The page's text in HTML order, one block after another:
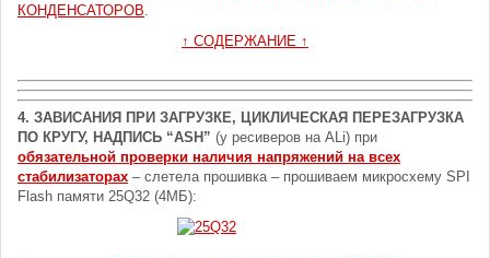
КОНДЕНСАТОРОВ
↑ СОДЕРЖАНИЕ ↑
4. ЗАВИСАНИЯ ПРИ ЗАГРУЗКЕ, ЦИКЛИЧЕСКАЯ ПЕРЕЗАГРУЗКА
ПО КРУГУ, НАДПИСЬ “ASH” (у ресиверов на ALi) при
обязательной проверки наличия напряжений на всех
стабилизаторах – слетела прошивка – прошиваем микросхему SPI
Flash памяти 25Q32 (4МБ):